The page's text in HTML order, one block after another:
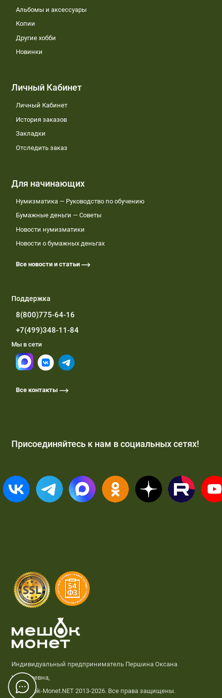
Альбомы и аксессуары
Копии
Другие хобби
Новинки
Личный Кабинет
Личный Кабинет
История заказов
Закладки
Отследить заказ
Для начинающих
Нумизматика — Руководство по обучению
Бумажные деньги — Советы
Новости нумизматики
Новости о бумажных деньгах
Все новости и статьи
Поддержка
8(800)775-64-16
+7(499)348-11-84
Мы в сети
Все контакты
Присоединяйтесь к нам в социальных сетях!
Индивидуальный предприниматель Першина Оксана
Николаевна,
© Meshok-Monet.NET 2013-2026. Все права защищены.